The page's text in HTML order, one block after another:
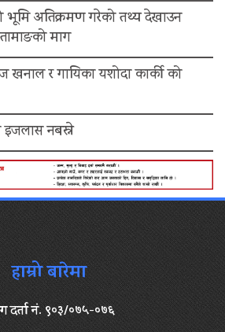
भूमि अतिक्रमण गरेको तथ्य देखाउन
माग
खनाल र गायिका यशोदा कार्की को
नबस्ने
हाम्रो बारेमा
दर्ता नं. ९०३/०७५-०७६